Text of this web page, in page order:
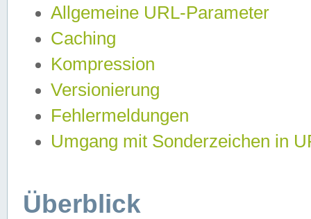
Allgemeine URL-Parameter
Caching
Kompression
Versionierung
Fehlermeldungen
Umgang mit Sonderzeichen in
Überblick